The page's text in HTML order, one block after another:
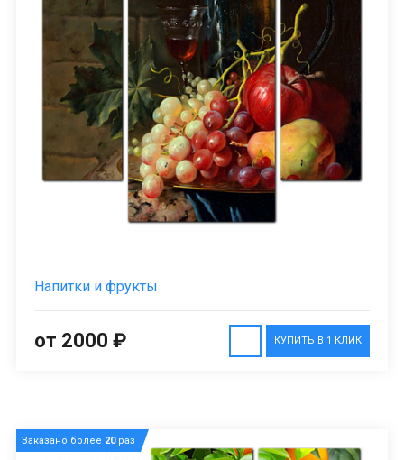
Напитки и фрукты
КУПИТЬ В 1 КЛИК
от 2000 ₽
Заказано более 20раз